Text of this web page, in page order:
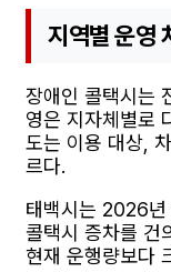
지역별 운영
장애인 콜택시는
영은 지자체별로
도는 이용 대상,
르다.
태백시는 2026년
콜택시 증차를 건
현재 운행량보다